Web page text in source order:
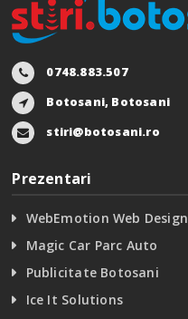
0748.883.507
Botosani, Botosani
stiri@botosani.ro
Prezentari
WebEmotion Web Design
Magic Car Parc Auto
Publicitate Botosani
Ice It Solutions